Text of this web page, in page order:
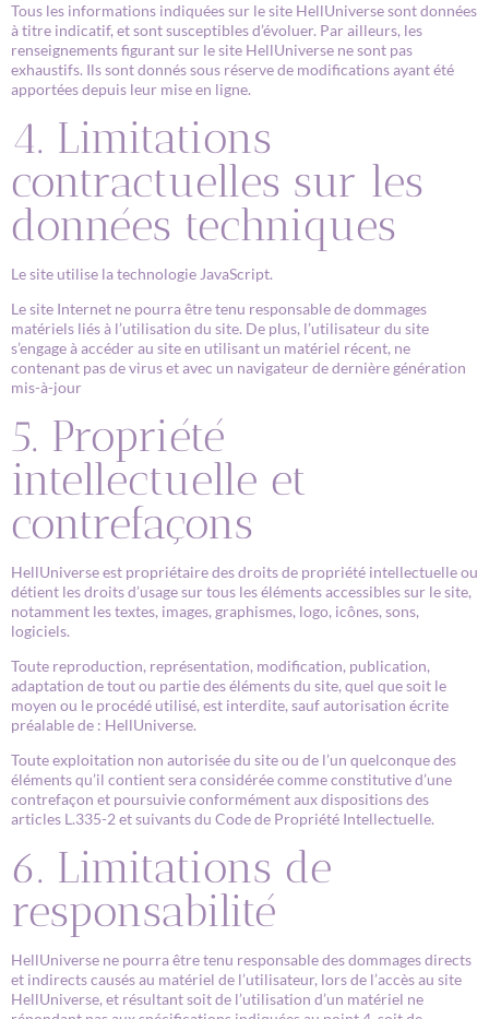
Tous les informations indiquées sur le site HellUniverse sont données
à titre indicatif, et sont susceptibles d’évoluer. Par ailleurs, les
renseignements figurant sur le site HellUniverse ne sont pas
exhaustifs. Ils sont donnés sous réserve de modifications ayant été
apportées depuis leur mise en ligne.
4. Limitations
contractuelles sur les
données techniques
Le site utilise la technologie JavaScript.
Le site Internet ne pourra être tenu responsable de dommages
matériels liés à l’utilisation du site. De plus, l’utilisateur du site
s’engage à accéder au site en utilisant un matériel récent, ne
contenant pas de virus et avec un navigateur de dernière génération
mis-à-jour
5. Propriété
intellectuelle et
contrefaçons
HellUniverse est propriétaire des droits de propriété intellectuelle ou
détient les droits d’usage sur tous les éléments accessibles sur le site,
notamment les textes, images, graphismes, logo, icônes, sons,
logiciels.
Toute reproduction, représentation, modification, publication,
adaptation de tout ou partie des éléments du site, quel que soit le
moyen ou le procédé utilisé, est interdite, sauf autorisation écrite
préalable de : HellUniverse.
Toute exploitation non autorisée du site ou de l’un quelconque des
éléments qu’il contient sera considérée comme constitutive d’une
contrefaçon et poursuivie conformément aux dispositions des
articles L.335-2 et suivants du Code de Propriété Intellectuelle.
6. Limitations de
responsabilité
HellUniverse ne pourra être tenu responsable des dommages directs
et indirects causés au matériel de l’utilisateur, lors de l’accès au site
HellUniverse, et résultant soit de l’utilisation d’un matériel ne